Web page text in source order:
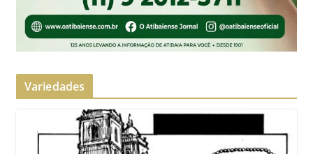
Variedades